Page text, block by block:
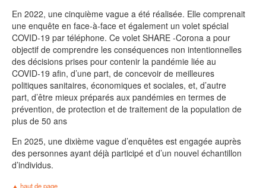
En 2022, une cinquième vague a été réalisée. Elle comprenait
une enquête en face-à-face et également un volet spécial
COVID-19 par téléphone. Ce volet SHARE -Corona a pour
objectif de comprendre les conséquences non intentionnelles
des décisions prises pour contenir la pandémie liée au
COVID-19 afin, d’une part, de concevoir de meilleures
politiques sanitaires, économiques et sociales, et, d’autre
part, d’être mieux préparés aux pandémies en termes de
prévention, de protection et de traitement de la population de
plus de 50 ans
En 2025, une dixième vague d’enquêtes est engagée auprès
des personnes ayant déjà participé et d’un nouvel échantillon
d’individus.
haut de page